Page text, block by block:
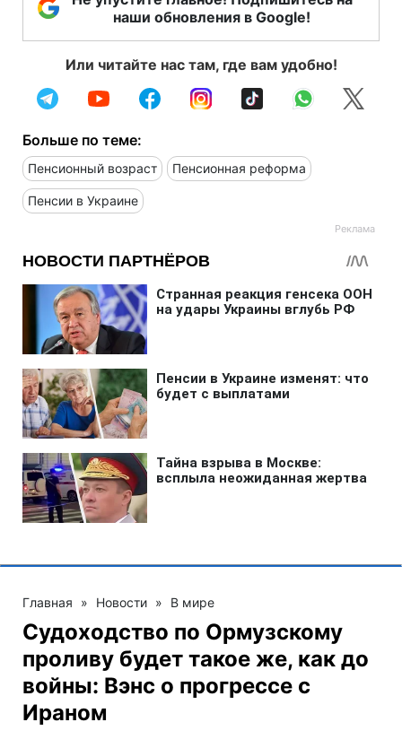
наши обновления в Google!
Или читайте нас там, где вам удобно!
Больше по теме:
Пенсионный возраст Пенсионная реформа
Пенсии в Украине
Главная » Новости » В мире
Судоходство по Ормузскому
проливу будет такое же, как до
войны: Вэнс о прогрессе с
Ираном